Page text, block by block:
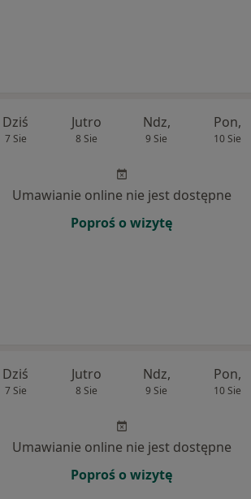
Dziś
7 Sie
Jutro
8 Sie
Ndz,
9 Sie
Pon,
10 Sie
Umawianie online nie jest dostępne
Poproś o wizytę
Dziś
7 Sie
Jutro
8 Sie
Ndz,
9 Sie
Pon,
10 Sie
Umawianie online nie jest dostępne
Poproś o wizytę